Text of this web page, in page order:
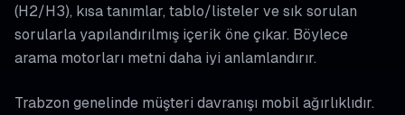
(H2/H3), kısa tanımlar, tablo/listeler ve sık sorulan
sorularla yapılandırılmış içerik öne çıkar. Böylece
arama motorları metni daha iyi anlamlandırır.
Trabzon genelinde müşteri davranışı mobil ağırlıklıdır.